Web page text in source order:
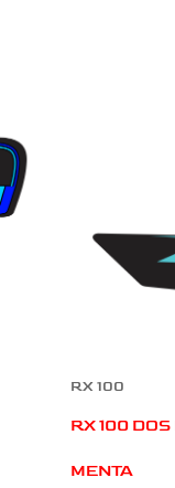
RX 100
RX 100
MENTA